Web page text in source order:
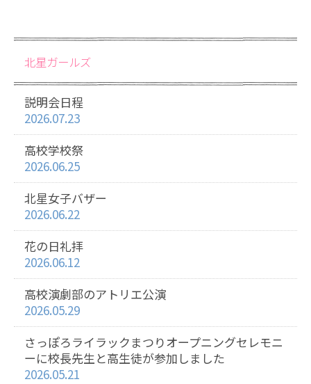
北星ガールズ
説明会日程
2026.07.23
高校学校祭
2026.06.25
北星女子バザー
2026.06.22
花の日礼拝
2026.06.12
高校演劇部のアトリエ公演
2026.05.29
さっぽろライラックまつりオープニングセレモニ
ーに校長先生と高生徒が参加しました
2026.05.21